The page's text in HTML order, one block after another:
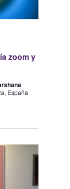
zoom y
España